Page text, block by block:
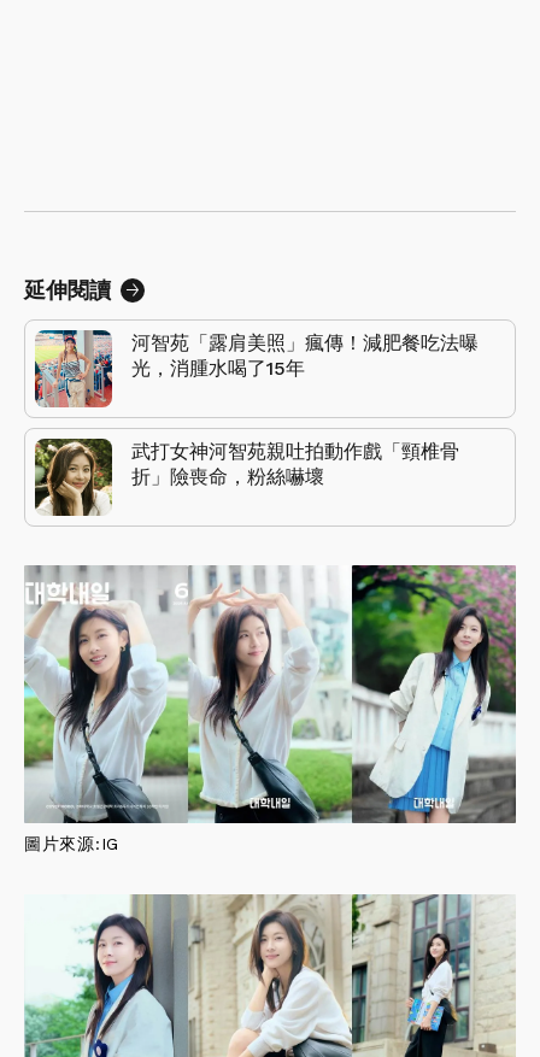
延伸閱讀
河智苑「露肩美照」瘋傳！減肥餐吃法曝
光，消腫水喝了15年
武打女神河智苑親吐拍動作戲「頸椎骨
折」險喪命，粉絲嚇壞
圖片來源:IG